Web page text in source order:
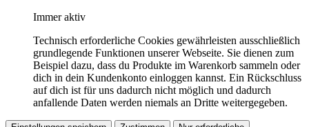
Immer aktiv
Technisch erforderliche Cookies gewährleisten ausschließlich
grundlegende Funktionen unserer Webseite. Sie dienen zum
Beispiel dazu, dass du Produkte im Warenkorb sammeln oder
dich in dein Kundenkonto einloggen kannst. Ein Rückschluss
auf dich ist für uns dadurch nicht möglich und dadurch
anfallende Daten werden niemals an Dritte weitergegeben.